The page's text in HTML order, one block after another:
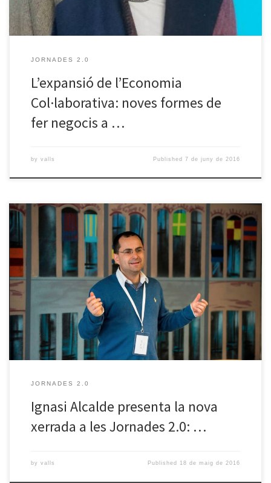
JORNADES 2.0
L’expansió de l’Economia
Col·laborativa: noves formes de
fer negocis a …
by valls Published7 de juny de 2016
Dimecres 25 de maig, el convidat a les Jornades 2.0 serà Ignasi
Alcalde, consultor i formador en gestió del coneixement,
visualització de dades i innovació. L’Ignasi Alcalde ens presentarà
aquesta nova xerrada del cicle de Jornades 2.0 i parlarà de “Les
dades a la societat del coneixement” i de com […]
JORNADES 2.0
Ignasi Alcalde presenta la nova
xerrada a les Jornades 2.0: …
by valls Published 18 de maig de 2016